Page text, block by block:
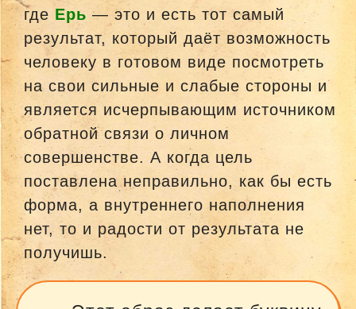
где Ерь — это и есть тот самый
результат, который даёт возможность
человеку в готовом виде посмотреть
на свои сильные и слабые стороны и
является исчерпывающим источником
обратной связи о личном
совершенстве. А когда цель
поставлена неправильно, как бы есть
форма, а внутреннего наполнения
нет, то и радости от результата не
получишь.